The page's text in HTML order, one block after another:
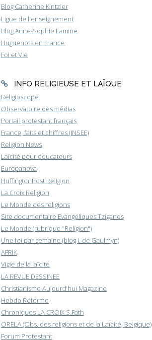
Blog Catherine Kintzler
Ligue de l'enseignement
Blog Anne-Sophie Lamine
Huguenots en France
Foi et Vie
INFO RELIGIEUSE ET LAÏQUE
Religioscope
Observatoire des médias
Portail protestant français
France, faits et chiffres (INSEE)
Religion News
Laïcité pour éducateurs
Europanova
HuffingtonPost Religion
La Croix Religion
Le Monde des religions
Site documentaire Evangéliques Tziganes
Le Monde (rubrique "Religion")
Une foi par semaine (blog I. de Gaulmyn)
AFRIK
Vigie de la laïcité
LA REVUE DESSINEE
Christianisme Aujourd'hui Magazine
Hebdo Réforme
Chroniques LA CROIX S.Fath
ORELA (Obs. des religions et de la Laïcité, Belgique)
Forum Protestant